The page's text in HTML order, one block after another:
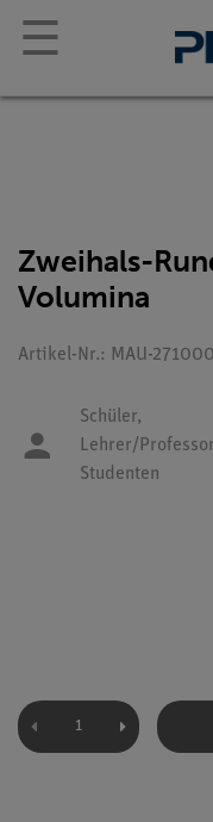
☰
Zweihals-
Volumina
Artikel-Nr.: MAU-
Schüler,
Lehrer/
Studenten